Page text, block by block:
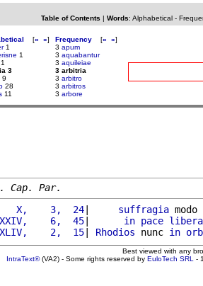
Table of Contents | Words: Alphabetical-
[« »]
1
1
1
3
9
28
11
Frequency [« »]
3 apum
3 aquabantur
3 aquileiae
3 arbitria
3 arbitro
3 arbitros
3 arbore
Cap. Par.
X,    3,  24
| suffragia modo
6,  45
| in pace libera
2,  15
| Rhodios nunc in
Best viewed with any
IntraText®(VA2) - Some rights reserved by EuloTech SRL -